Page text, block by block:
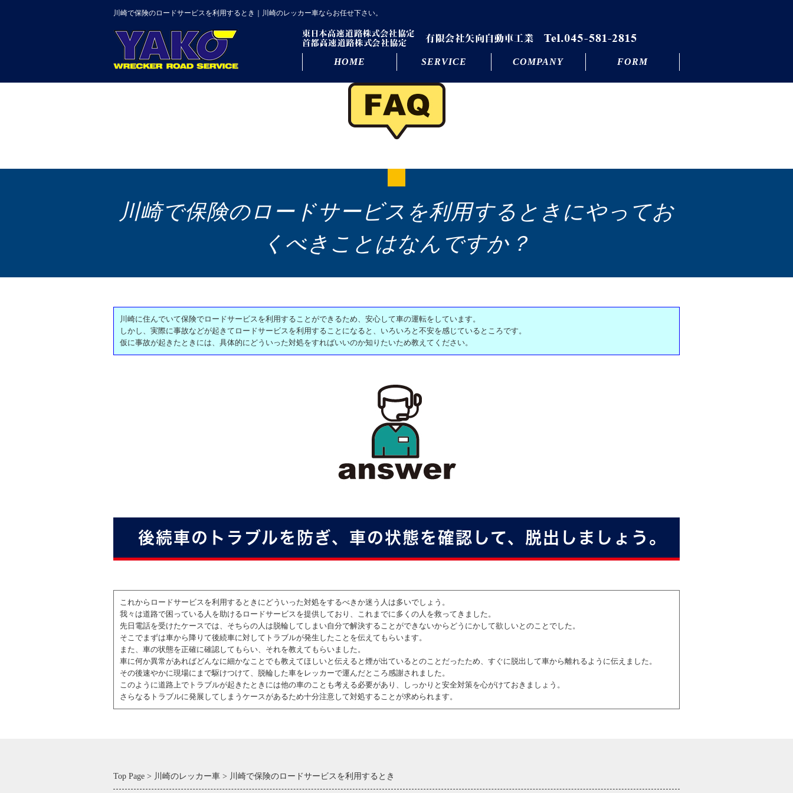
川崎で保険のロードサービスを利用するとき｜川崎のレッカー車ならお任せ下さい。
HOME SERVICE COMPANY FORM
川崎で保険のロードサービスを利用するときにやってお
くべきことはなんですか？
川崎に住んでいて保険でロードサービスを利用することができるため、安心して車の運転をしています。
しかし、実際に事故などが起きてロードサービスを利用することになると、いろいろと不安を感じているところです。
仮に事故が起きたときには、具体的にどういった対処をすればいいのか知りたいため教えてください。
後続車のトラブルを防ぎ、車の状態を確認して、脱出しましょう。
これからロードサービスを利用するときにどういった対処をするべきか迷う人は多いでしょう。
我々は道路で困っている人を助けるロードサービスを提供しており、これまでに多くの人を救ってきました。
先日電話を受けたケースでは、そちらの人は脱輪してしまい自分で解決することができないからどうにかして欲しいとのことでした。
そこでまずは車から降りて後続車に対してトラブルが発生したことを伝えてもらいます。
また、車の状態を正確に確認してもらい、それを教えてもらいました。
車に何か異常があればどんなに細かなことでも教えてほしいと伝えると煙が出ているとのことだったため、すぐに脱出して車から離れるように伝えました。
その後速やかに現場にまで駆けつけて、脱輪した車をレッカーで運んだところ感謝されました。
このように道路上でトラブルが起きたときには他の車のことも考える必要があり、しっかりと安全対策を心がけておきましょう。
さらなるトラブルに発展してしまうケースがあるため十分注意して対処することが求められます。
Top Page 川崎のレッカー車 川崎で保険のロードサービスを利用するとき